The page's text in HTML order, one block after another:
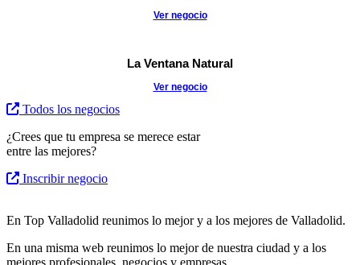
Ver negocio
La Ventana Natural
Ver negocio
Todos los negocios
¿Crees que tu empresa se merece estar
entre las mejores?
Inscribir negocio
En Top Valladolid reunimos lo mejor y a los mejores de Valladolid.
En una misma web reunimos lo mejor de nuestra ciudad y a los